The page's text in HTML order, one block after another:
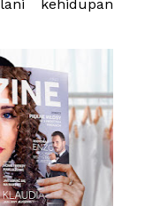
kehidupan